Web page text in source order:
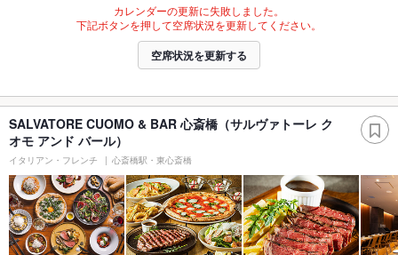
カレンダーの更新に失敗しました。
下記ボタンを押して空席状況を更新してください。
空席状況を更新する
SALVATORE CUOMO & BAR 心斎橋（サルヴァトーレ ク
オモ アンド バール）
イタリアン・フレンチ 心斎橋駅・東心斎橋